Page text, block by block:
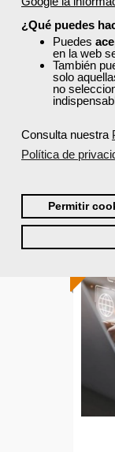
¿Qué puedes
Puedes
en la web
También
solo
no
Consulta nuestra
Política de
Permitir